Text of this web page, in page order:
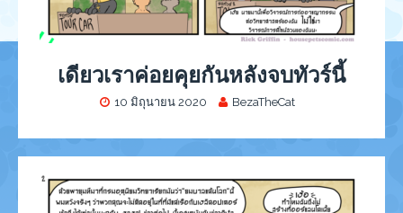
เดียวเราค่อยคุยกันหลังจบทัวร์นี้
10 มิถุนายน 2020 BezaTheCat